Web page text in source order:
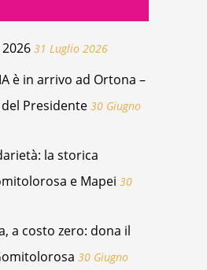
31 Luglio 2026
è in arrivo ad Ortona –
Presidente 30 Giugno
la storica
e Mapei 30
a costo zero: dona il
30 Giugno